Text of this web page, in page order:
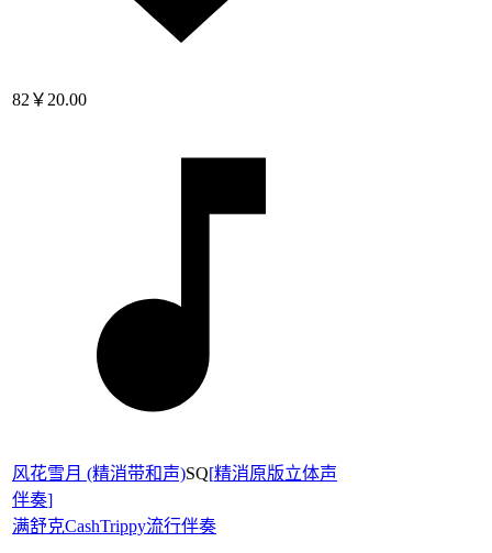
82 ￥20.00
风花雪月 (精消带和声)SQ[精消原版立体声
伴奏]
满舒克CashTrippy流行伴奏